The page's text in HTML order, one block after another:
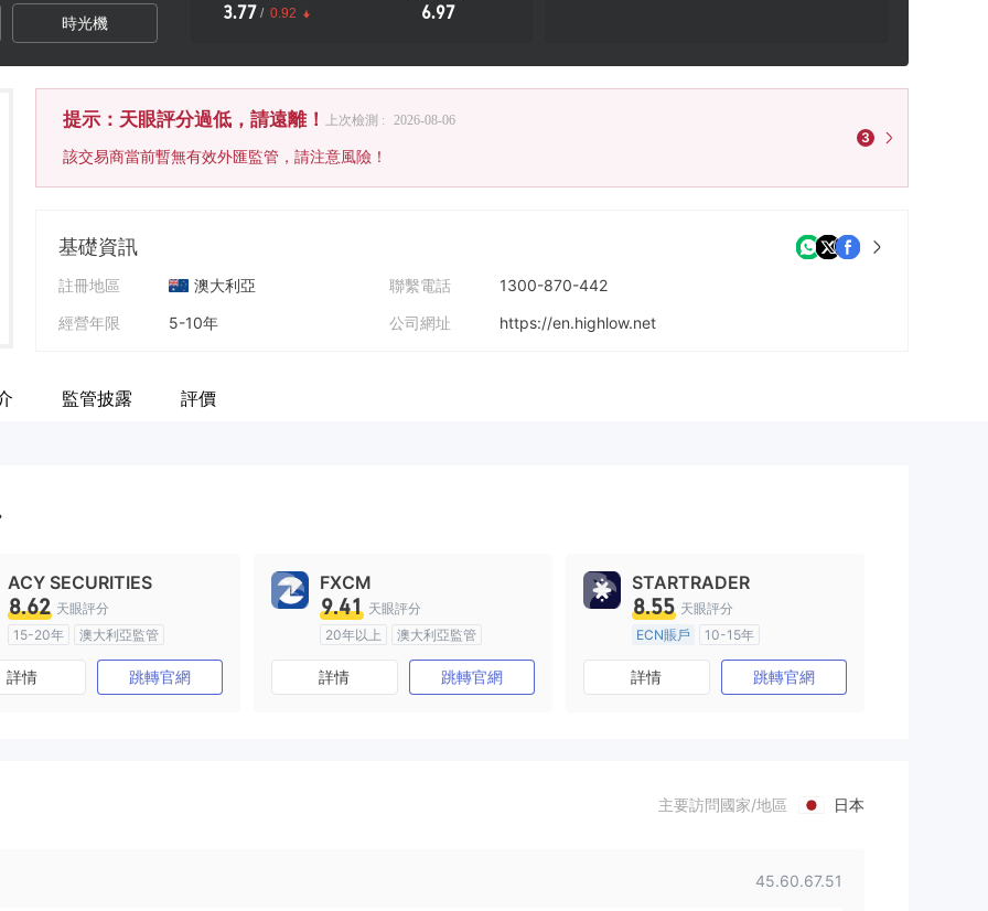
時光機 3.77 / 0.92 6.97
提示：天眼評分過低，請遠離！ 上次檢測 : 2026-08-06
該交易商當前暫無有效外匯監管，請注意風險！
3
基礎資訊
註冊地區
澳大利亞
經營年限
5-10年
聯繫電話
1300-870-442
公司網址
https://en.highlow.net
監管披露 評價
ACY SECURITIES
8.62 天眼評分
15-20年
澳大利亞監管
全牌照 (MM)
主標MT4
詳情 跳轉官網
FXCM
9.41 天眼評分
20年以上
澳大利亞監管
全牌照 (MM)
主標MT4
詳情 跳轉官網
STARTRADER
8.55 天眼評分
ECN賬戶
10-15年
澳大利亞監管
全牌照 (MM)
主標MT4
詳情 跳轉官網
主要訪問國家/地區 日本
45.60.67.51